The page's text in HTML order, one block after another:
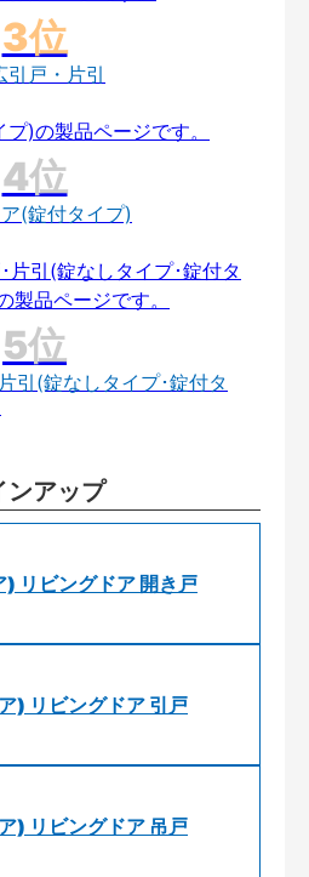
引戸・片引
(錠付タイプ)
引(錠なしタイプ･錠付タ
ンアップ
リビングドア 開き戸
) リビングドア 引戸
) リビングドア 吊戸